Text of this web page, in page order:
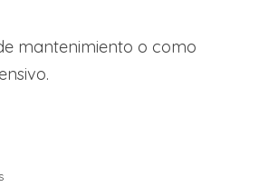
mantenimiento o como